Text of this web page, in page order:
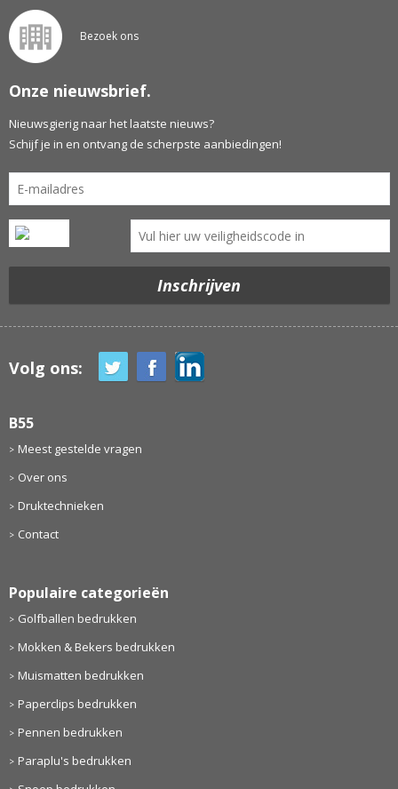
Bezoek ons
Onze nieuwsbrief.
Nieuwsgierig naar het laatste nieuws?
Schijf je in en ontvang de scherpste aanbiedingen!
Volg ons:
B55
Meest gestelde vragen
Over ons
Druktechnieken
Contact
Populaire categorieën
Golfballen bedrukken
Mokken & Bekers bedrukken
Muismatten bedrukken
Paperclips bedrukken
Pennen bedrukken
Paraplu's bedrukken